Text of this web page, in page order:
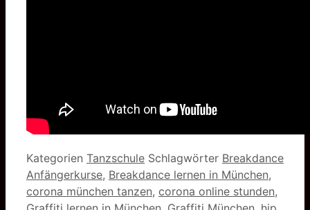
Kategorien Tanzschule Schlagwörter Breakdance
Anfängerkurse, Breakdance lernen in München,
corona münchen tanzen, corona online stunden,